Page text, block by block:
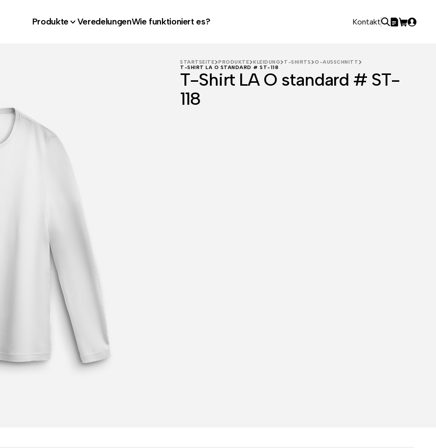
Produkte VeredelungenWie funktioniert es? Kontakt
STARTSEITE PRODUKTE KLEIDUNG T-SHIRTS
O-AUSSCHNITT
T-SHIRT LA O STANDARD # ST-118
T-Shirt LA O standard # ST-
118